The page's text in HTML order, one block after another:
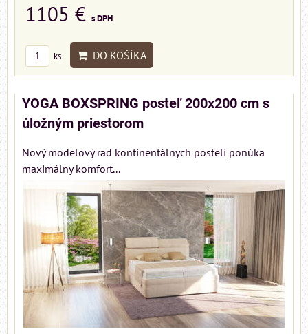
1105 € s DPH
ks DO KOŠÍKA
YOGA BOXSPRING posteľ 200x200 cm s
úložným priestorom
Nový modelový rad kontinentálnych postelí ponúka
maximálny komfort...